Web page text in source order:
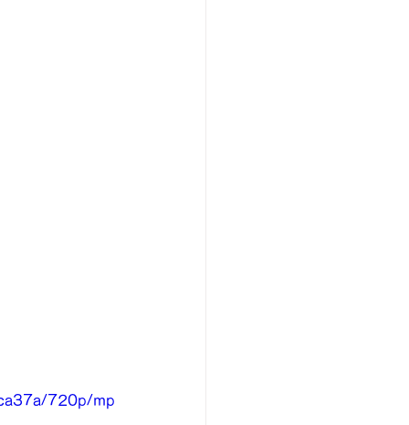
720p/mp